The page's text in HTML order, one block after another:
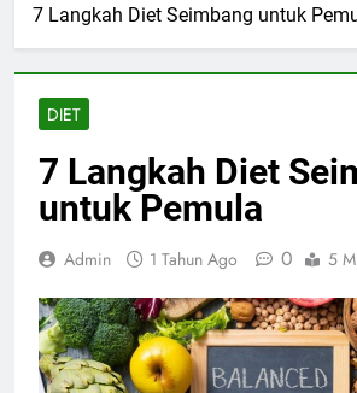
7 Langkah Diet Seimbang untuk
DIET
7 Langkah Diet
untuk Pemula
Admin 1 Tahun Ago 0 5